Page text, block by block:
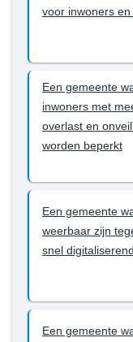
willen
we
bereiken
veilige
gemeente
voor inwoners
Een gemeente
inwoners met
overlast en
worden beperkt
Een gemeente
weerbaar zijn
snel
Een gemeente